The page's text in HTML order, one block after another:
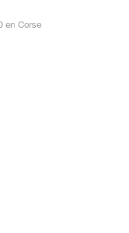
en Corse